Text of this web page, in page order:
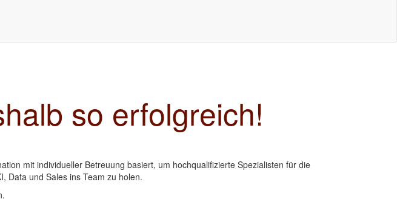
so erfolgreich!
mit individueller Betreuung basiert, um hochqualifizierte Spezialisten für die
Data und Sales ins Team zu holen.